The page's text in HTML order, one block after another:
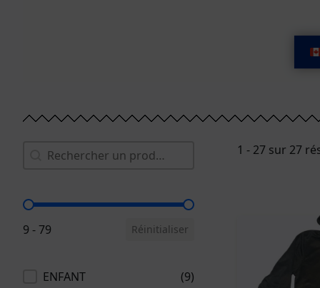
Rechercher
Rechercher
Filtrer par prix
9 - 79 Réinitialiser
Catégories
ENFANT
(9)
1 - 27 sur 27